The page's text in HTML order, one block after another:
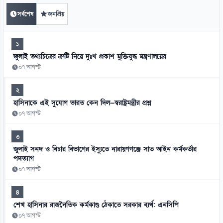
সর্বশেষ জনপ্রিয়
১
জুলাই তথ্যচিত্রের ত্রুটি নিয়ে দুঃখ প্রকাশ মুক্তিযুদ্ধ মন্ত্রণালয়ের
০৭ আগস্ট
২
হাসিনাকে এই সুযোগ ভারত কেন দিল—স্বরাষ্ট্রমন্ত্রীর প্রশ্ন
০৭ আগস্ট
৩
জুলাই সনদ ও বিচার বিভাগের ইস্যুতে নারায়ণগঞ্জে সাত আইন কর্মকর্তার
পদত্যাগ
০৭ আগস্ট
৪
শেখ হাসিনার রাজনৈতিক কর্মকাণ্ড ঠেকাতে সরকার ব্যর্থ: এনসিপি
০৭ আগস্ট